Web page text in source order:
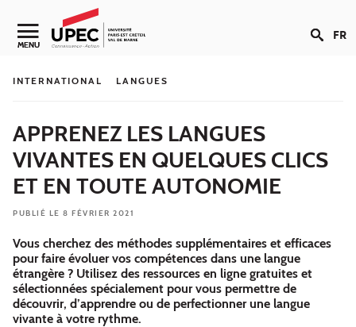
Aller au contenu
Navigation secondaire
MENU FR
INTERNATIONAL LANGUES
APPRENEZ LES LANGUES
VIVANTES EN QUELQUES CLICS
ET EN TOUTE AUTONOMIE
PUBLIÉ LE 8 FÉVRIER 2021
Vous cherchez des méthodes supplémentaires et efficaces
pour faire évoluer vos compétences dans une langue
étrangère ? Utilisez des ressources en ligne gratuites et
sélectionnées spécialement pour vous permettre de
découvrir, d’apprendre ou de perfectionner une langue
vivante à votre rythme.